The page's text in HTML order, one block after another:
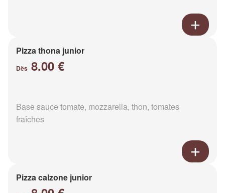
Pizza thona junior
Dès 8.00 €
Base sauce tomate, mozzarella, thon, tomates
fraîches
Pizza calzone junior